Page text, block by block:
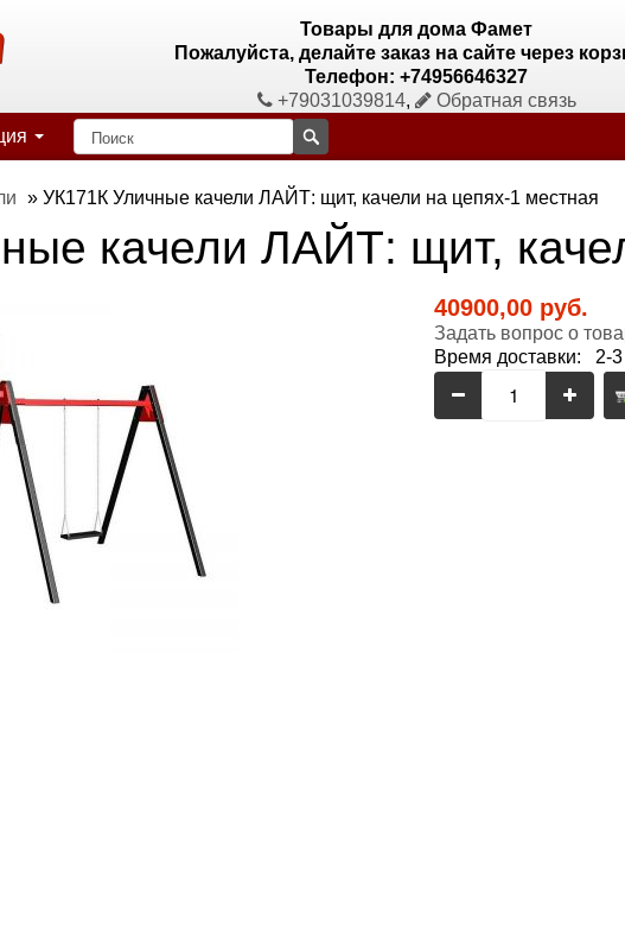
Товары для дома Фамет
Пожалуйста, делайте заказ на сайте через
Телефон: +74956646327
+79031039814,
Обратная связь
» УК171К Уличные качели ЛАЙТ: щит, качели на цепях-1 местная
качели ЛАЙТ: щит,
40900,00 руб.
Задать вопрос о
Время доставки: 2-3